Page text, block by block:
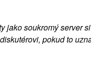
jako soukromý server
pokud to